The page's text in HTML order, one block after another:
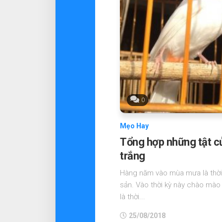
0
Mẹo Hay
Tổng hợp những tật
trắng
Hàng năm vào mùa mưa là
sản. Vào thời kỳ này chào
là thời...
25/08/2018